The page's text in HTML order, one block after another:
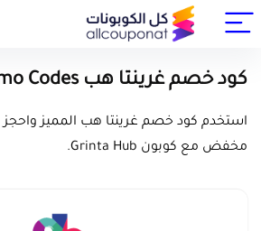
كود خصم غرينتا هب Grinta Hub Promo Codes
استخدم كود خصم غرينتا هب المميز
مخفض مع كوبون Grinta Hub.